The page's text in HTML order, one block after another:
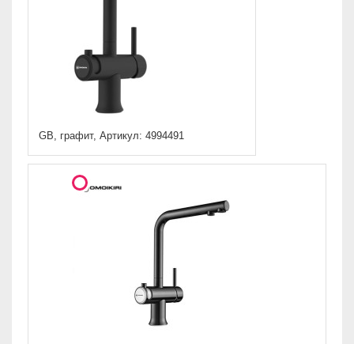
GB, графит, Артикул: 4994491